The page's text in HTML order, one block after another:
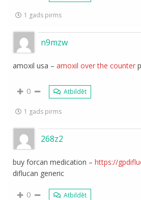
1 gads pirms
n9mzw
amoxil usa –amoxil over the counter
0 Atbildēt
1 gads pirms
268z2
buy forcan medication –https://
diflucan generic
0 Atbildēt